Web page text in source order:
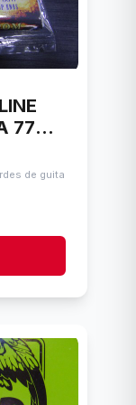
770
de guitares